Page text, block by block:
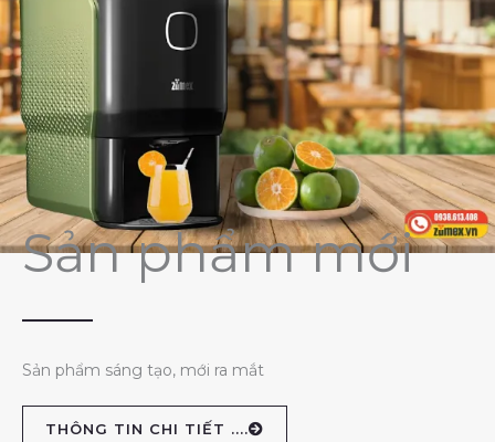
Sản phẩm mới
Sản phẩm sáng tạo, mới ra mắt
THÔNG TIN CHI TIẾT ....